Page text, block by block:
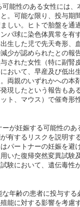
能性のある女性には、
。可能な限り、投与期
しい。ヒトで胎盤を通
パ球に染色体異常を有
生した児で先天奇形、
少が認められたとの報
された女性（特に副腎
おいて、早産及び低出
両親のいずれかへの本
現したという報告もあ
ト、マウス）で催奇形
が妊娠する可能性のあ
有するリスクを説明す
パートナーの妊娠を避
いた復帰突然変異試験
験において、遺伝毒性
年齢の患者に投与する
能に対する影響を考慮